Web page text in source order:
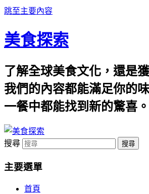
跳至主要內容
美食探索
了解全球美食文化，還是
我們的內容都能滿足你的
一餐中都能找到新的驚喜。
搜尋
主要選單
首頁